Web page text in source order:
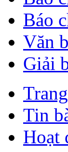
Báo
Văn
Giải
Tin
Hoạt